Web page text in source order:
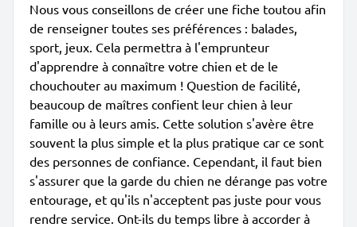
Nous vous conseillons de créer une fiche toutou afin
de renseigner toutes ses préférences : balades,
sport, jeux. Cela permettra à l'emprunteur
d'apprendre à connaître votre chien et de le
chouchouter au maximum ! Question de facilité,
beaucoup de maîtres confient leur chien à leur
famille ou à leurs amis. Cette solution s'avère être
souvent la plus simple et la plus pratique car ce sont
des personnes de confiance. Cependant, il faut bien
s'assurer que la garde du chien ne dérange pas votre
entourage, et qu'ils n'acceptent pas juste pour vous
rendre service. Ont-ils du temps libre à accorder à